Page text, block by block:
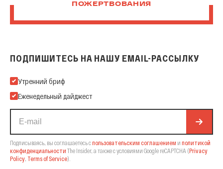
ПОЖЕРТВОВАНИЯ
ПОДПИШИТЕСЬ НА НАШУ EMAIL-РАССЫЛКУ
Подпишитесь на нашу Email-рассылку
Утренний бриф
Еженедельный дайджест
Подписываясь, вы соглашаетесь спользовательским соглашением и политикой
конфиденциальности The Insider, а также с условиями Google reCAPTCHA (Privacy
Policy, Terms of Service).